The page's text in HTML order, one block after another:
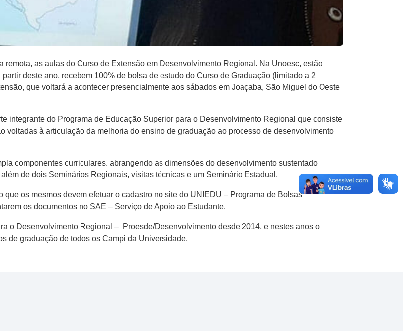
remota, as aulas do Curso de Extensão em Desenvolvimento Regional. Na Unoesc, estão
deste ano, recebem 100% de bolsa de estudo do Curso de Graduação (limitado a 2
que voltará a acontecer presencialmente aos sábados em Joaçaba, São Miguel do Oeste
integrante do Programa de Educação Superior para o Desenvolvimento Regional que consiste
voltadas à articulação da melhoria do ensino de graduação ao processo de desenvolvimento
componentes curriculares, abrangendo as dimensões do desenvolvimento sustentado
de dois Seminários Regionais, visitas técnicas e um Seminário Estadual.
os mesmos devem efetuar o cadastro no site do UNIEDU – Programa de Bolsas
os documentos no SAE – Serviço de Apoio ao Estudante.
o Desenvolvimento Regional – Proesde/Desenvolvimento desde 2014, e nestes anos o
de graduação de todos os Campi da Universidade.